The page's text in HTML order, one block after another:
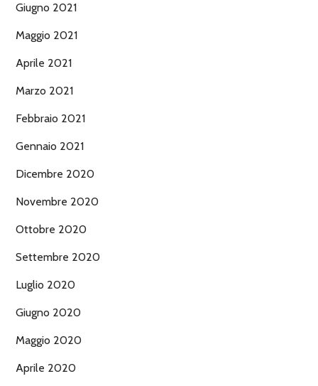
Giugno 2021
Maggio 2021
Aprile 2021
Marzo 2021
Febbraio 2021
Gennaio 2021
Dicembre 2020
Novembre 2020
Ottobre 2020
Settembre 2020
Luglio 2020
Giugno 2020
Maggio 2020
Aprile 2020